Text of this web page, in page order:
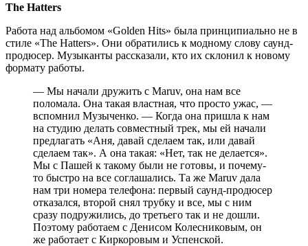
The Hatters
Работа над альбомом «Golden Hits» была принципиально не в
стиле «The Hatters». Они обратились к модному слову саунд-
продюсер. Музыканты рассказали, кто их склонил к новому
формату работы.
— Мы начали дружить с Maruv, она нам все
поломала. Она такая властная, что просто ужас, —
вспомнил Музыченко. — Когда она пришла к нам
на студию делать совместный трек, мы ей начали
предлагать «Аня, давай сделаем так, или давай
сделаем так». А она такая: «Нет, так не делается».
Мы с Пашей к такому были не готовы, и почему-
то быстро на все соглашались. Та же Maruv дала
нам три номера телефона: первый саунд-продюсер
отказался, второй снял трубку и все, мы с ним
сразу подружились, до третьего так и не дошли.
Поэтому работаем с Денисом Колесниковым, он
же работает с Киркоровым и Успенской.